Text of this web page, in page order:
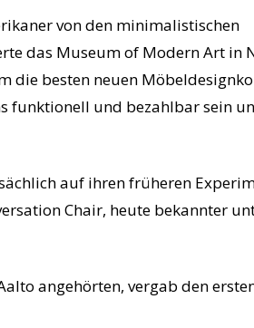
von den minimalistischen
das Museum of Modern Art in
die besten neuen
funktionell und bezahlbar sein
auf ihren früheren
Chair, heute bekannter
angehörten, vergab den